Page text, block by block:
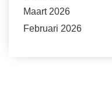
Maart 2026
Februari 2026